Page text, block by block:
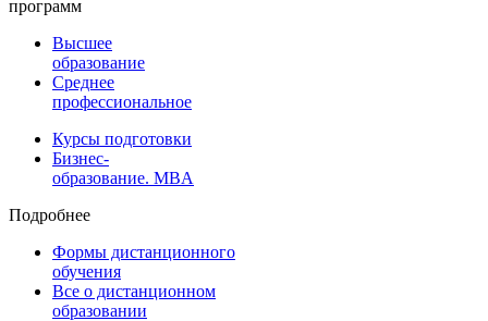
программ
Высшее
образование
Среднее
профессиональное
Курсы подготовки
Бизнес-
образование. MBA
Подробнее
Формы дистанционного
обучения
Все о дистанционном
образовании